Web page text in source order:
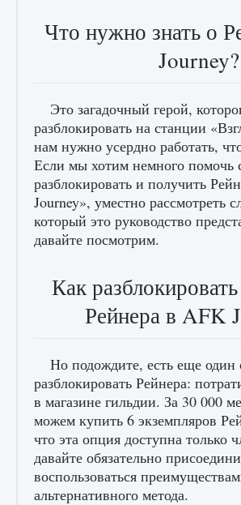
9 августа 2024
Как заработать медали лиги Clash of
9 августа 2024
лицензии, лиги, команды и стадионы
FC 25
9 августа 2024 2 395 0
Что нужно знать о
Journey?
Это загадочный герой,
разблокировать на станции
нам нужно усердно работать,
Если мы хотим немного помочь
разблокировать и получить
Journey», уместно рассмотреть
который это руководство
давайте посмотрим.
Как
Рейнера в AFK
Но подождите, есть еще один
разблокировать Рейнера:
в магазине гильдии. За 30 000
можем купить 6 экземпляров
что эта опция доступна только
давайте обязательно
воспользоваться
альтернативного метода.